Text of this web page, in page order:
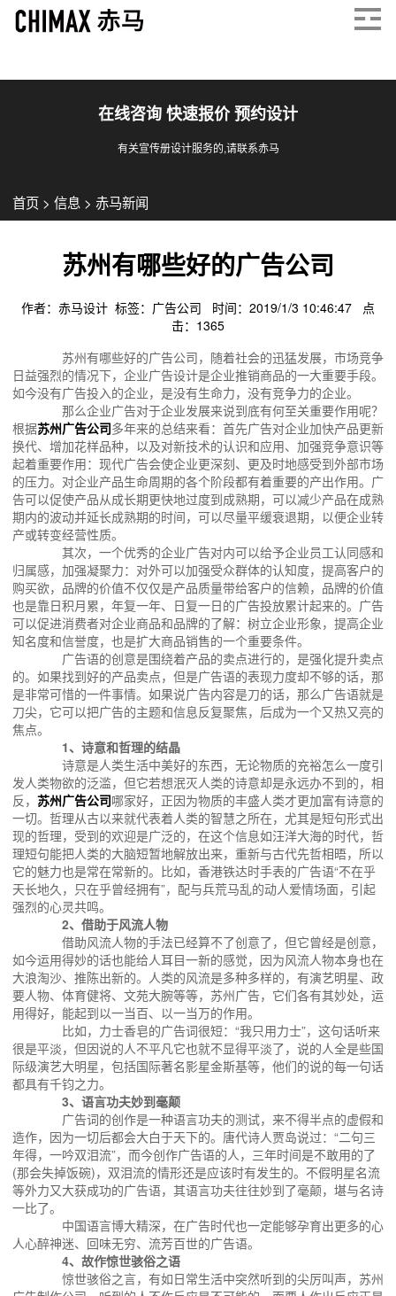
在线咨询 快速报价 预约设计
有关宣传册设计服务的,请联系赤马
首页 > 信息 > 赤马新闻
苏州有哪些好的广告公司
作者：赤马设计 标签： 广告公司
时间：2019/1/3 10:46:47 点
击： 1365
苏州有哪些好的广告公司，随着社会的迅猛发展，市场竞争
日益强烈的情况下，企业广告设计是企业推销商品的一大重要手段。
如今没有广告投入的企业，是没有生命力，没有竞争力的企业。
那么企业广告对于企业发展来说到底有何至关重要作用呢？
根据苏州广告公司多年来的总结来看：首先广告对企业加快产品更新
换代、增加花样品种，以及对新技术的认识和应用、加强竞争意识等
起着重要作用：现代广告会使企业更深刻、更及时地感受到外部市场
的压力。对企业产品生命周期的各个阶段都有着重要的产出作用。广
告可以促使产品从成长期更快地过度到成熟期，可以减少产品在成熟
期内的波动并延长成熟期的时间，可以尽量平缓衰退期，以便企业转
产或转变经营性质。
其次，一个优秀的企业广告对内可以给予企业员工认同感和
归属感，加强凝聚力：对外可以加强受众群体的认知度，提高客户的
购买欲，品牌的价值不仅仅是产品质量带给客户的信赖，品牌的价值
也是靠日积月累，年复一年、日复一日的广告投放累计起来的。广告
可以促进消费者对企业商品和品牌的了解：树立企业形象，提高企业
知名度和信誉度，也是扩大商品销售的一个重要条件。
广告语的创意是围绕着产品的卖点进行的，是强化提升卖点
的。如果找到好的产品卖点，但是广告语的表现力度却不够的话，那
是非常可惜的一件事情。如果说广告内容是刀的话，那么广告语就是
刀尖，它可以把广告的主题和信息反复聚焦，后成为一个又热又亮的
焦点。
1、诗意和哲理的结晶
诗意是人类生活中美好的东西，无论物质的充裕怎么一度引
发人类物欲的泛滥，但它若想泯灭人类的诗意却是永远办不到的，相
反， 苏州广告公司哪家好，正因为物质的丰盛人类才更加富有诗意的
一切。哲理从古以来就代表着人类的智慧之所在，尤其是短句形式出
现的哲理，受到的欢迎是广泛的，在这个信息如汪洋大海的时代，哲
理短句能把人类的大脑短暂地解放出来，重新与古代先哲相晤，所以
它的魅力也是常在常新的。比如，香港铁达时手表的广告语“不在乎
天长地久，只在乎曾经拥有”，配与兵荒马乱的动人爱情场面，引起
强烈的心灵共鸣。
2、借助于风流人物
借助风流人物的手法已经算不了创意了，但它曾经是创意，
如今运用得妙的话也能给人耳目一新的感觉，因为风流人物本身也在
大浪淘沙、推陈出新的。人类的风流是多种多样的，有演艺明星、政
要人物、体育健将、文苑大腕等等，苏州广告，它们各有其妙处，运
用得好，能起到以一当百、以一当万的作用。
比如，力士香皂的广告词很短：“我只用力士”，这句话听来
很是平淡，但因说的人不平凡它也就不显得平淡了，说的人全是些国
际级演艺大明星，包括国际著名影星金斯基等，他们的说的每一句话
都具有千钧之力。
3、语言功夫妙到毫颠
广告词的创作是一种语言功夫的测试，来不得半点的虚假和
造作，因为一切后都会大白于天下的。唐代诗人贾岛说过：“二句三
年得，一吟双泪流”，而今创作广告语的人，三年时间是不敢用的了
(那会失掉饭碗)，双泪流的情形还是应该时有发生的。不假明星名流
等外力又大获成功的广告语，其语言功夫往往妙到了毫颠，堪与名诗
一比了。
中国语言博大精深，在广告时代也一定能够孕育出更多的心
人心醉神迷、回味无穷、流芳百世的广告语。
4、故作惊世骇俗之语
惊世骇俗之言，有如日常生活中突然听到的尖厉叫声，苏州